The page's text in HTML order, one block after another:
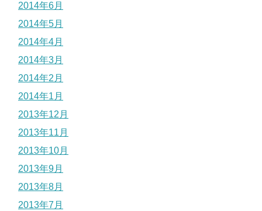
2014年6月
2014年5月
2014年4月
2014年3月
2014年2月
2014年1月
2013年12月
2013年11月
2013年10月
2013年9月
2013年8月
2013年7月